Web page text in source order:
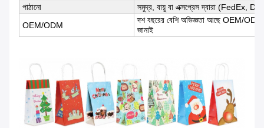
পাঠানো
সমুদ্র, বায়ু বা এক্সপ্রেস দ্বারা (FedEx,
OEM/ODM
দশ বছরের বেশি অভিজ্ঞতা আছে OEM/ODM
জানাই